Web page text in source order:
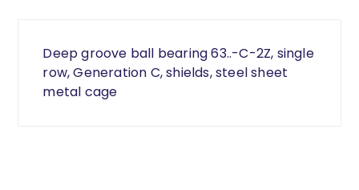
Deep groove ball bearing 63..-C-2Z, single
row, Generation C, shields, steel sheet
metal cage